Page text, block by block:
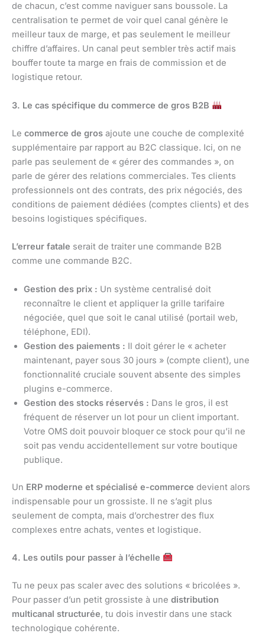
de chacun, c’est comme naviguer sans boussole. La
centralisation te permet de voir quel canal génère le
meilleur taux de marge, et pas seulement le meilleur
chiffre d’affaires. Un canal peut sembler très actif mais
bouffer toute ta marge en frais de commission et de
logistique retour.
3. Le cas spécifique du commerce de gros B2B
Le commerce de gros ajoute une couche de complexité
supplémentaire par rapport au B2C classique. Ici, on ne
parle pas seulement de « gérer des commandes », on
parle de gérer des relations commerciales. Tes clients
professionnels ont des contrats, des prix négociés, des
conditions de paiement dédiées (comptes clients) et des
besoins logistiques spécifiques.
L’erreur fatale serait de traiter une commande B2B
comme une commande B2C.
Gestion des prix : Un système centralisé doit
reconnaître le client et appliquer la grille tarifaire
négociée, quel que soit le canal utilisé (portail web,
téléphone, EDI).
Gestion des paiements : Il doit gérer le « acheter
maintenant, payer sous 30 jours » (compte client), une
fonctionnalité cruciale souvent absente des simples
plugins e-commerce.
Gestion des stocks réservés : Dans le gros, il est
fréquent de réserver un lot pour un client important.
Votre OMS doit pouvoir bloquer ce stock pour qu’il ne
soit pas vendu accidentellement sur votre boutique
publique.
Un ERP moderne et spécialisé e-commerce devient alors
indispensable pour un grossiste. Il ne s’agit plus
seulement de compta, mais d’orchestrer des flux
complexes entre achats, ventes et logistique.
4. Les outils pour passer à l’échelle
Tu ne peux pas scaler avec des solutions « bricolées ».
Pour passer d’un petit grossiste à une distribution
multicanal structurée, tu dois investir dans une stack
technologique cohérente.